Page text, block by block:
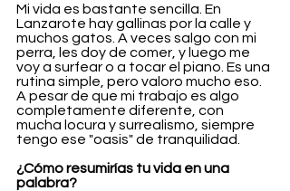
Mi vida es bastante sencilla. En
Lanzarote hay gallinas por la calle y
muchos gatos. A veces salgo con mi
perra, les doy de comer, y luego me
voy a surfear o a tocar el piano. Es una
rutina simple, pero valoro mucho eso.
A pesar de que mi trabajo es algo
completamente diferente, con
mucha locura y surrealismo, siempre
tengo ese "oasis" de tranquilidad.
¿Cómo resumirías tu vida en una
palabra?